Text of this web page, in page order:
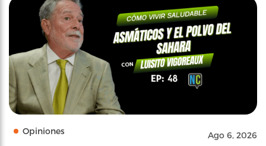
Opiniones Ago 6, 2026